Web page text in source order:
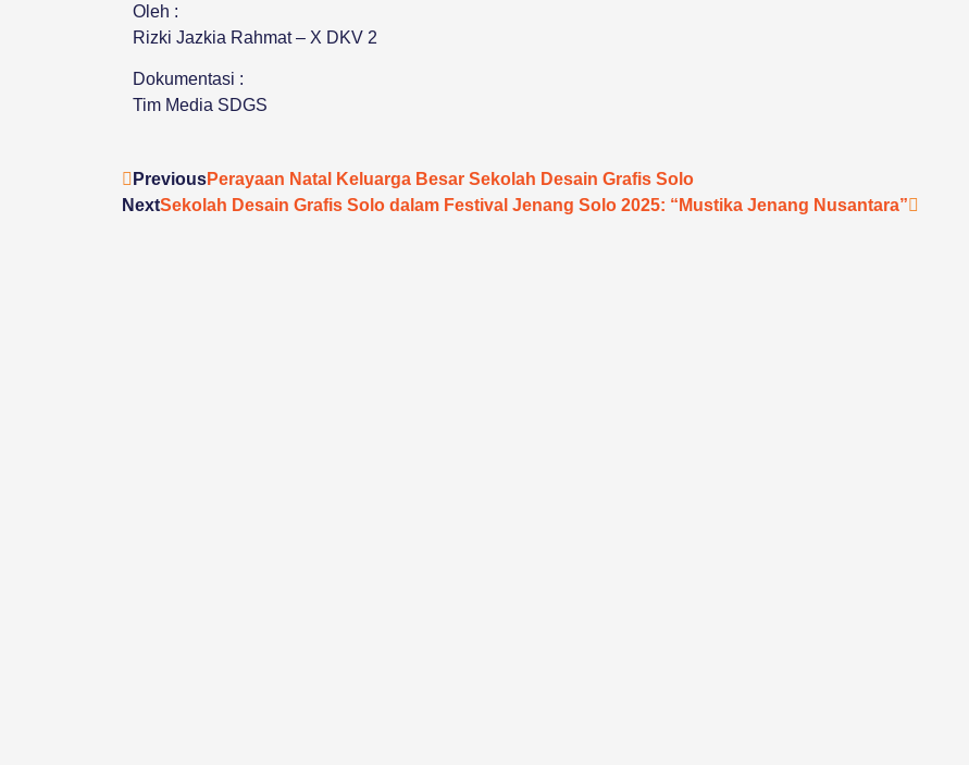
Oleh :
Rizki Jazkia Rahmat – X DKV 2
Dokumentasi :
Tim Media SDGS
PreviousPerayaan Natal Keluarga Besar Sekolah Desain Grafis Solo
NextSekolah Desain Grafis Solo dalam Festival Jenang Solo 2025: “Mustika Jenang Nusantara”